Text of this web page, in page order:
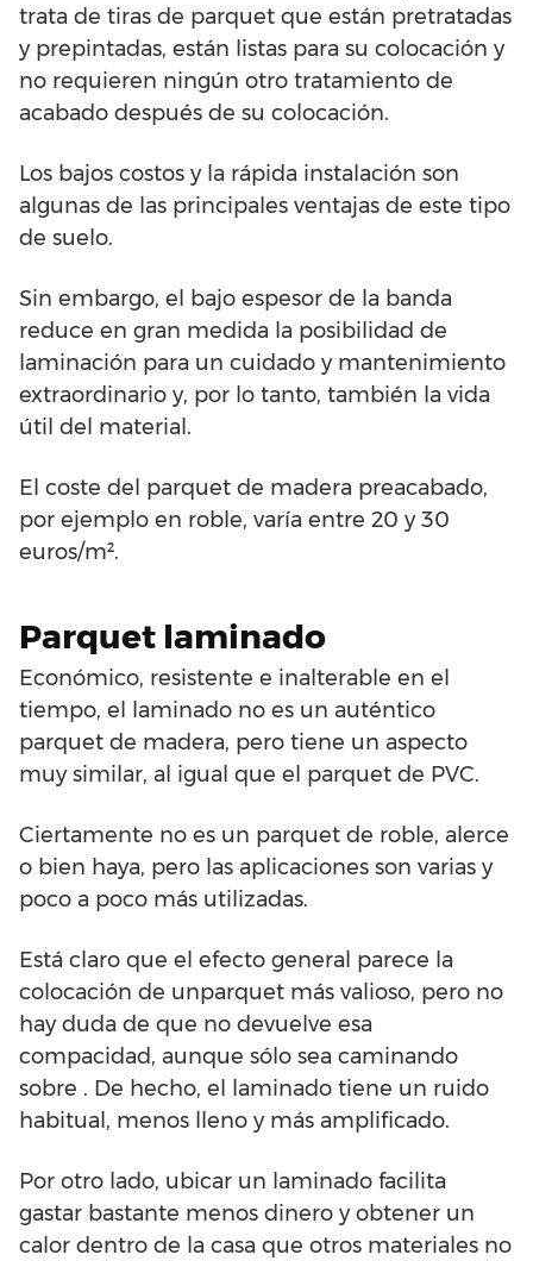
trata de tiras de parquet que están pretratadas
y prepintadas, están listas para su colocación y
no requieren ningún otro tratamiento de
acabado después de su colocación.
Los bajos costos y la rápida instalación son
algunas de las principales ventajas de este tipo
de suelo.
Sin embargo, el bajo espesor de la banda
reduce en gran medida la posibilidad de
laminación para un cuidado y mantenimiento
extraordinario y, por lo tanto, también la vida
útil del material.
El coste del parquet de madera preacabado,
por ejemplo en roble, varía entre 20 y 30
euros/m².
Parquet laminado
Económico, resistente e inalterable en el
tiempo, el laminado no es un auténtico
parquet de madera, pero tiene un aspecto
muy similar, al igual que el parquet de PVC.
Ciertamente no es un parquet de roble, alerce
o bien haya, pero las aplicaciones son varias y
poco a poco más utilizadas.
Está claro que el efecto general parece la
colocación de unparquet más valioso, pero no
hay duda de que no devuelve esa
compacidad, aunque sólo sea caminando
sobre . De hecho, el laminado tiene un ruido
habitual, menos lleno y más amplificado.
Por otro lado, ubicar un laminado facilita
gastar bastante menos dinero y obtener un
calor dentro de la casa que otros materiales no